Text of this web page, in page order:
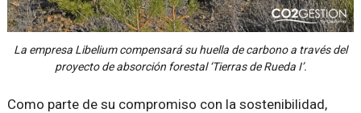
La empresa Libelium compensará su huella de carbono a través del
proyecto de absorción forestal ‘Tierras de Rueda I’.
Como parte de su compromiso con la sostenibilidad,